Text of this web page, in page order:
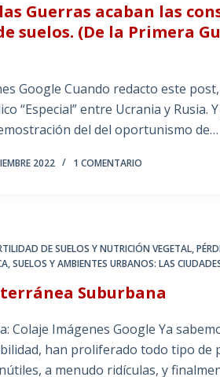
Guerras acaban las
suelos. (De la Primera
Google Cuando redacto este
“Especial” entre Ucrania y
del del oportunismo de…
2022 1 COMENTARIO
DE SUELOS Y NUTRICIÓN VEGETAL,
,SUELOS Y AMBIENTES URBANOS: LAS
Suburbana
Colaje Imágenes Google Ya
han proliferado todo tipo de
a menudo ridículas, y